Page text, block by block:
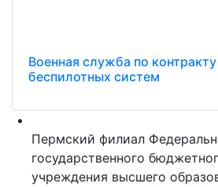
Военная служба по
беспилотных систем
Пермский филиал
государственного
учреждения высшего